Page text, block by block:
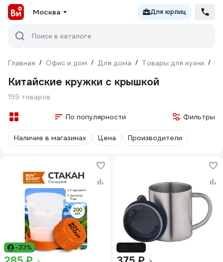
Москва Для юрлиц
Поиск в каталоге
Главная / Офис и дом / Для дома / Товары для кухни /
Китайские кружки с крышкой
159 товаров
По популярности Фильтры
Наличие в магазинах Цена Производители
-33%